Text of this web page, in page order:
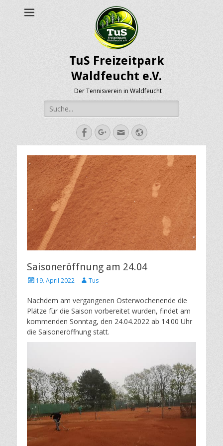
TuS Freizeitpark
Waldfeucht e.V.
Der Tennisverein in Waldfeucht
Suche
nach:
FacebookGoogleplus
E-
Mail-
Webseite
Saisoneröffnung am 24.04
Posted19. April 2022 Author
Tus
Nachdem am vergangenen Osterwochenende die
Plätze für die Saison vorbereitet wurden, findet am
kommenden Sonntag, den 24.04.2022 ab 14.00 Uhr
die Saisoneröffnung statt.